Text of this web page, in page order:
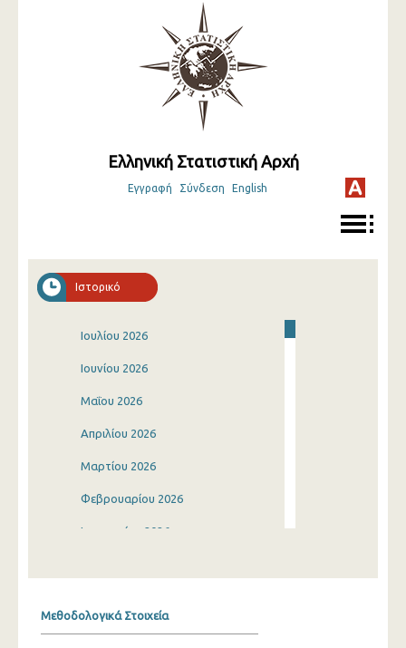
Ελληνική Στατιστική Αρχή
Εγγραφή Σύνδεση English
Ιστορικό
Ιουλίου 2026
Ιουνίου 2026
Μαΐου 2026
Απριλίου 2026
Μαρτίου 2026
Φεβρουαρίου 2026
Ιανουαρίου 2026
Μεθοδολογικά Στοιχεία